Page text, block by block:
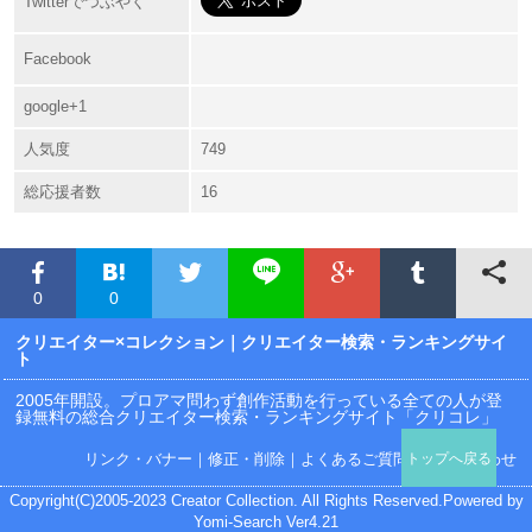
Facebook
google+1
人気度 749
総応援者数 16
0 0
クリエイター×コレクション ｜クリエイター検索・ランキングサイ
ト
2005年開設。プロアマ問わず創作活動を行っている全ての人が登
録無料の総合クリエイター検索・ランキングサイト「クリコレ」
リンク・バナー ｜ 修正・削除 ｜ よくあるご質問 ｜お問い合わせ
Copyright(C)2005-2023 Creator Collection. All Rights Reserved.Powered by
Yomi-Search Ver4.21
トップへ戻る